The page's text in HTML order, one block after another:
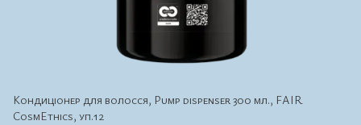
Кондиціонер для волосся, Pump dispenser 300 мл., FAIR
CosmEthics, уп.12